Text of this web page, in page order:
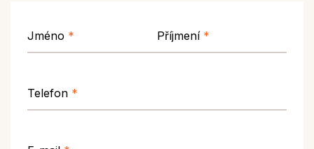
Jméno * Příjmení *
Telefon *